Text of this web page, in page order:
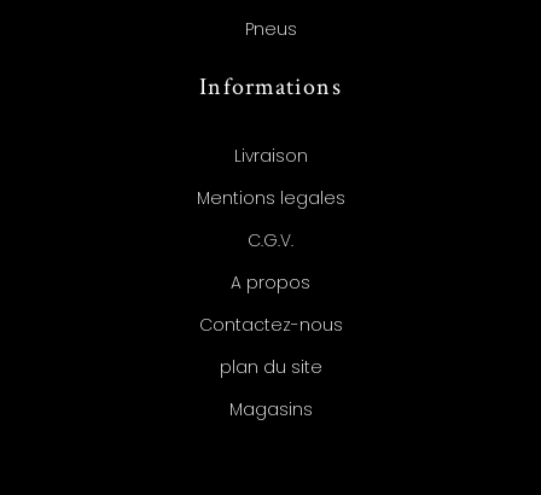
Pneus
Informations
Livraison
Mentions legales
C.G.V.
A propos
Contactez-nous
plan du site
Magasins